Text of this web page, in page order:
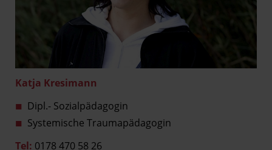
Katja Kresimann
Dipl.- Sozialpädagogin
Systemische Traumapädagogin
Tel: 0178 470 58 26